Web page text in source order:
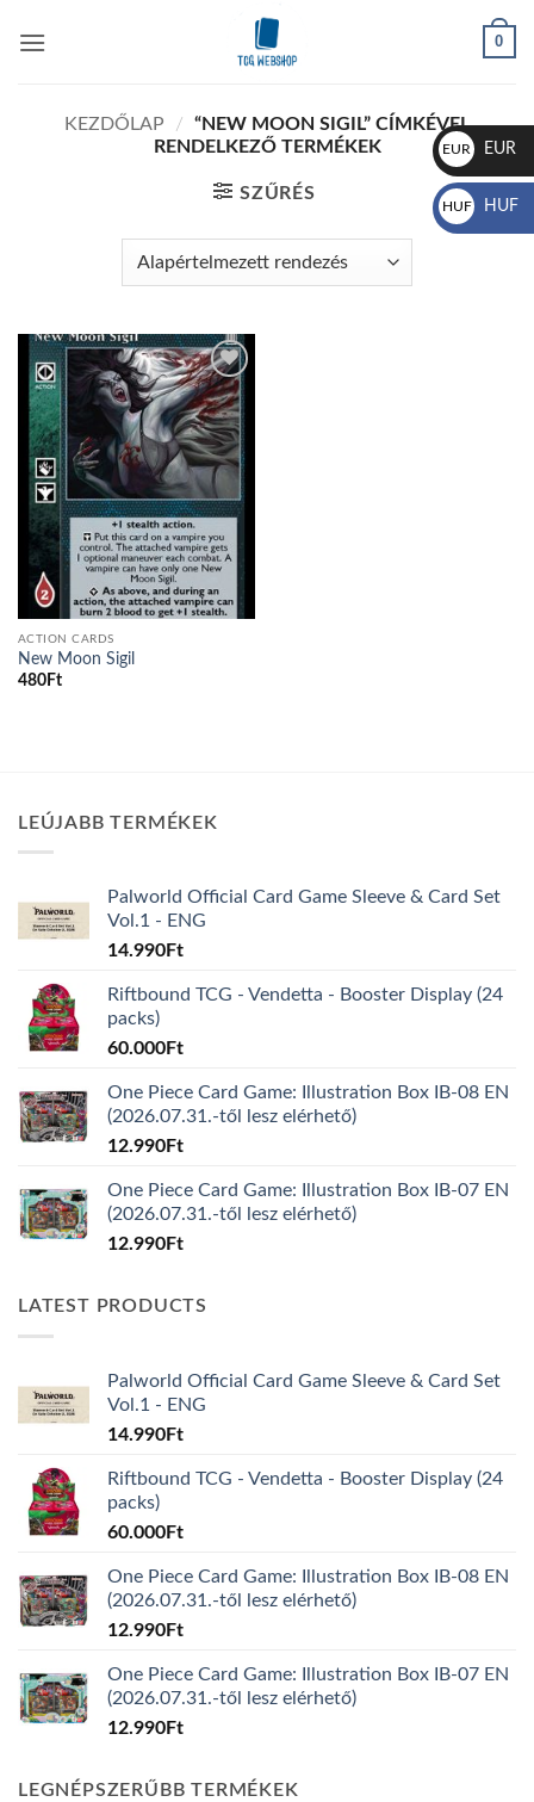
0
KEZDŐLAP /
“NEW MOON SIGIL” CÍMKÉVEL
RENDELKEZŐ TERMÉKEK
SZŰRÉS
Add to
wishlist
ACTION CARDS
New Moon Sigil
480Ft
LEÚJABB TERMÉKEK
Palworld Official Card Game Sleeve & Card Set
Vol.1 - ENG
14.990Ft
Riftbound TCG - Vendetta - Booster Display (24
packs)
60.000Ft
One Piece Card Game: Illustration Box IB-08 EN
(2026.07.31.-től lesz elérhető)
12.990Ft
One Piece Card Game: Illustration Box IB-07 EN
(2026.07.31.-től lesz elérhető)
12.990Ft
LATEST PRODUCTS
Palworld Official Card Game Sleeve & Card Set
Vol.1 - ENG
14.990Ft
Riftbound TCG - Vendetta - Booster Display (24
packs)
60.000Ft
One Piece Card Game: Illustration Box IB-08 EN
(2026.07.31.-től lesz elérhető)
12.990Ft
One Piece Card Game: Illustration Box IB-07 EN
(2026.07.31.-től lesz elérhető)
12.990Ft
LEGNÉPSZERŰBB TERMÉKEK
EUR
€
EUR
HUF
Ft
HUF